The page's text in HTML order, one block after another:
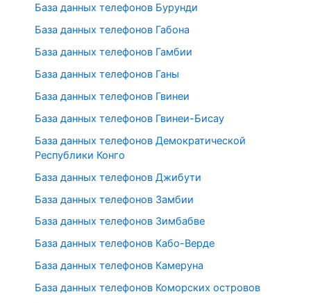
База данных телефонов Бурунди
База данных телефонов Габона
База данных телефонов Гамбии
База данных телефонов Ганы
База данных телефонов Гвинеи
База данных телефонов Гвинеи-Бисау
База данных телефонов Демократической
Республики Конго
База данных телефонов Джибути
База данных телефонов Замбии
База данных телефонов Зимбабве
База данных телефонов Кабо-Верде
База данных телефонов Камеруна
База данных телефонов Коморских островов